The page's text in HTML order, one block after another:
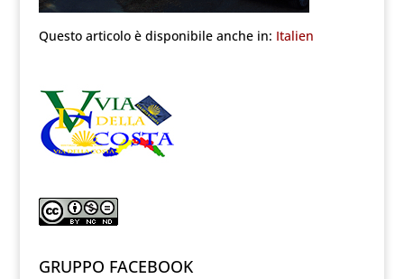
Questo articolo è disponibile anche in: Italien
GRUPPO FACEBOOK